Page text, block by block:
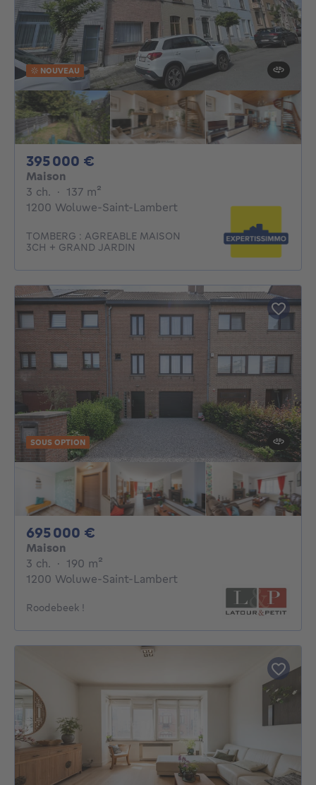
NOUVEAU
395 000 €
Maison
3 ch. 3 chambres
· 137 m²
1200 Woluwe-Saint-Lambert
TOMBERG : AGREABLE MAISON
3CH + GRAND JARDIN
SOUS OPTION
695 000 €
Maison
3 ch. 3 chambres
· 190 m²
1200 Woluwe-Saint-Lambert
Roodebeek !